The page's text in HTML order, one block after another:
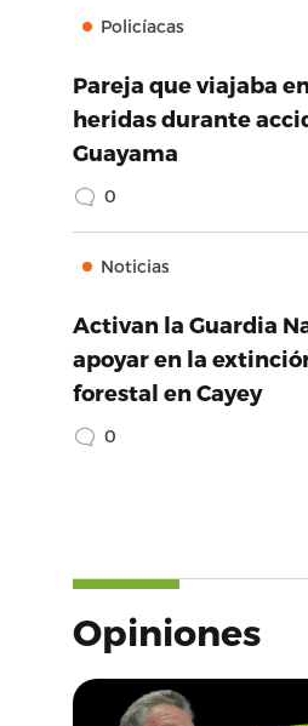
Policíacas
Pareja que viajaba
heridas durante
Guayama
0
Noticias
Activan la Guardia
apoyar en la
forestal en Cayey
0
Opiniones